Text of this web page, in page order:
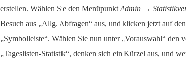
erstellen. Wählen Sie den Menüpunkt Admin →
Besuch aus „Allg. Abfragen“ aus, und klicken jetzt auf
„Symbolleiste“. Wählen Sie nun unter „Vorauswahl“ den
„Tageslisten-Statistik“, denken sich ein Kürzel aus, und